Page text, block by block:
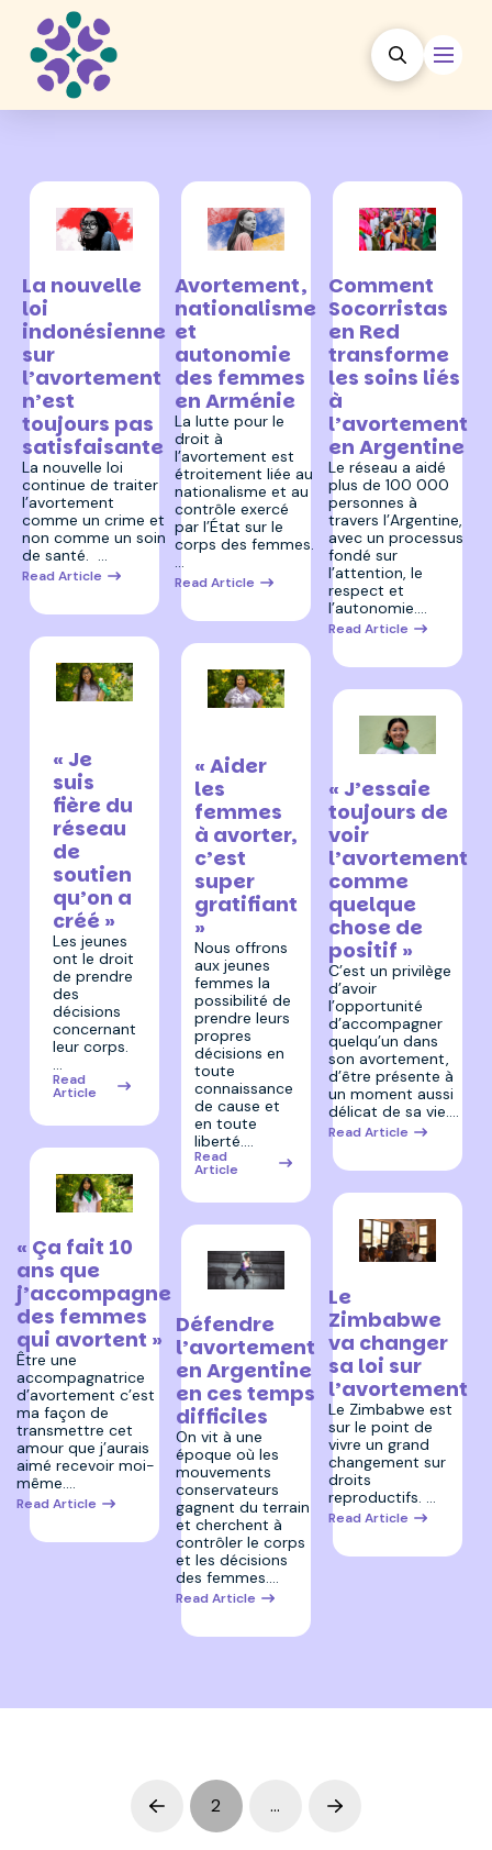
La nouvelle
loi
indonésienne
sur
l’avortement
n’est
toujours pas
satisfaisante
La nouvelle loi
continue de traiter
l’avortement
comme un crime et
non comme un soin
de santé. …
Read Article
Avortement,
nationalisme
et
autonomie
des femmes
en Arménie
La lutte pour le
droit à
l’avortement est
étroitement liée au
nationalisme et au
contrôle exercé
par l’État sur le
corps des femmes.
…
Read Article
Comment
Socorristas
en Red
transforme
les soins liés
à
l’avortement
en Argentine
Le réseau a aidé
plus de 100 000
personnes à
travers l’Argentine,
avec un processus
fondé sur
l’attention, le
respect et
l’autonomie.…
Read Article
« Je
suis
fière du
réseau
de
soutien
qu’on a
créé »
Les jeunes
ont le droit
de prendre
des
décisions
concernant
leur corps.
…
Read
Article
« Aider
les
femmes
à avorter,
c’est
super
gratifiant
»
Nous offrons
aux jeunes
femmes la
possibilité de
prendre leurs
propres
décisions en
toute
connaissance
de cause et
en toute
liberté.…
Read
Article
« J’essaie
toujours de
voir
l’avortement
comme
quelque
chose de
positif »
C’est un privilège
d’avoir
l’opportunité
d’accompagner
quelqu’un dans
son avortement,
d’être présente à
un moment aussi
délicat de sa vie.…
Read Article
« Ça fait 10
ans que
j’accompagne
des femmes
qui avortent »
Être une
accompagnatrice
d’avortement c’est
ma façon de
transmettre cet
amour que j’aurais
aimé recevoir moi-
même.…
Read Article
Défendre
l’avortement
en Argentine
en ces temps
difficiles
On vit à une
époque où les
mouvements
conservateurs
gagnent du terrain
et cherchent à
contrôler le corps
et les décisions
des femmes.…
Read Article
Le
Zimbabwe
va changer
sa loi sur
l’avortement
Le Zimbabwe est
sur le point de
vivre un grand
changement sur
droits
reproductifs. …
Read Article
Prev 2 … Next